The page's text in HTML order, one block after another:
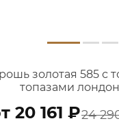
золотая 585 с
топазами
20 161 ₽24